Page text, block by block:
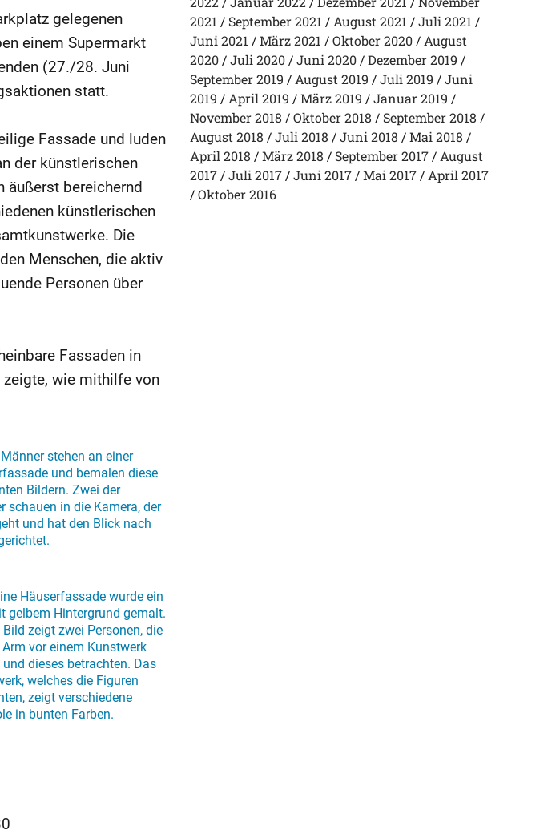
gelegenen
einem Supermarkt
(27./28. Juni
statt.
Fassade und luden
der künstlerischen
äußerst bereichernd
künstlerischen
Die
Menschen, die aktiv
Personen über
Fassaden in
zeigte, wie mithilfe von
2021
September 2021 August 2021
Juli 2021
Juni 2021
März 2021 Oktober 2020
August
2020
Juli 2020 Juni 2020
Dezember 2019
September 2019
August 2019 Juli 2019
Juni
2019
April 2019 März 2019
Januar 2019
November 2018
Oktober 2018
September 2018
August 2018
Juli 2018 Juni 2018
Mai 2018
April 2018
März 2018 September 2017
August
2017
Juli 2017 Juni 2017 Mai 2017
April 2017
Oktober 2016